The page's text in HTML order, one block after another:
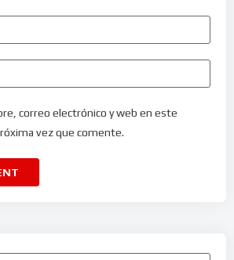
correo electrónico y web en este
vez que comente.